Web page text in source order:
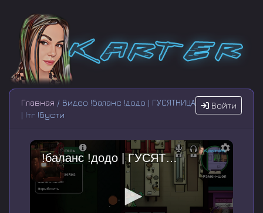
Войти
Главная / Видео !баланс !додо | ГУСЯТНИЦА
| !тг !бусти
!баланс !додо | ГУСЯТНИЦА | !тг !бусти